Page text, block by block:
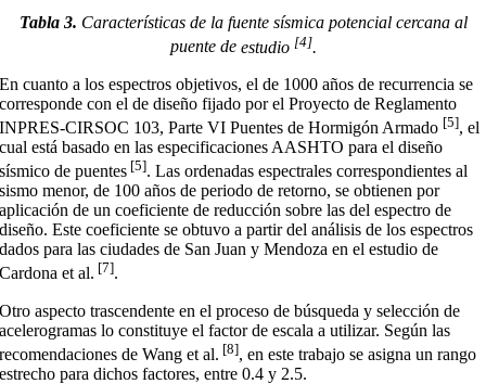
Tabla 3. Características de la fuente sísmica potencial cercana al
puente de estudio [4].
En cuanto a los espectros objetivos, el de 1000 años de recurrencia se
corresponde con el de diseño fijado por el Proyecto de Reglamento
INPRES-CIRSOC 103, Parte VI Puentes de Hormigón Armado [5], el
cual está basado en las especificaciones AASHTO para el diseño
sísmico de puentes [5]. Las ordenadas espectrales correspondientes al
sismo menor, de 100 años de periodo de retorno, se obtienen por
aplicación de un coeficiente de reducción sobre las del espectro de
diseño. Este coeficiente se obtuvo a partir del análisis de los espectros
dados para las ciudades de San Juan y Mendoza en el estudio de
Cardona et al. [7].
Otro aspecto trascendente en el proceso de búsqueda y selección de
acelerogramas lo constituye el factor de escala a utilizar. Según las
recomendaciones de Wang et al. [8], en este trabajo se asigna un rango
estrecho para dichos factores, entre 0.4 y 2.5.